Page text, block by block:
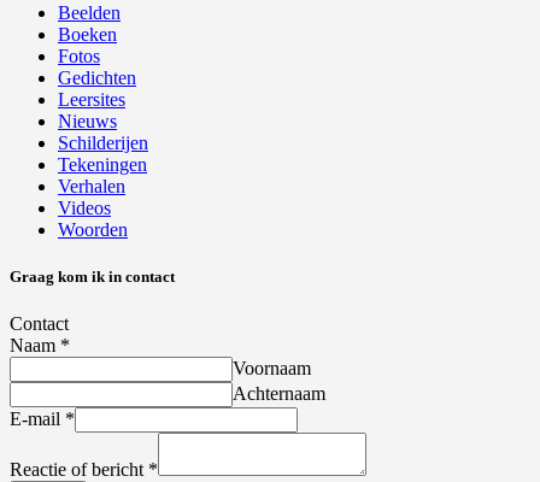
Beelden
Boeken
Fotos
Gedichten
Leersites
Nieuws
Schilderijen
Tekeningen
Verhalen
Videos
Woorden
Graag kom ik in contact
Contact
Naam *
Voornaam
Achternaam
E-mail *
Reactie of bericht *